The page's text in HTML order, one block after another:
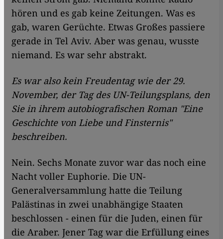
hören und es gab keine Zeitungen. Was es
gab, waren Gerüchte. Etwas Großes passiere
gerade in Tel Aviv. Aber was genau, wusste
niemand. Es war sehr abstrakt.
Es war also kein Freudentag wie der 29.
November, der Tag des UN-Teilungsplans, den
Sie in ihrem autobiografischen Roman "Eine
Geschichte von Liebe und Finsternis"
beschreiben.
Nein. Sechs Monate zuvor war das noch eine
Nacht voller Euphorie. Die UN-
Generalversammlung hatte die Teilung
Palästinas in zwei unabhängige Staaten
beschlossen - einen für die Juden, einen für
die Araber. Jener Tag war die Erfüllung eines